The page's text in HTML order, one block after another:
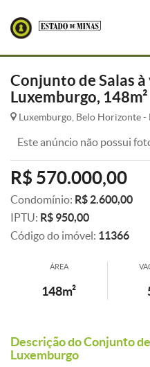
Conjunto de Salas
Luxemburgo, 148m²
Luxemburgo, Belo Horizonte -
Este anúncio não possui
R$ 570.000,00
Condomínio: R$ 2.600,00
IPTU: R$ 950,00
Código do imóvel: 11366
ÁREA
148m²
Descrição do Conjunto
Luxemburgo